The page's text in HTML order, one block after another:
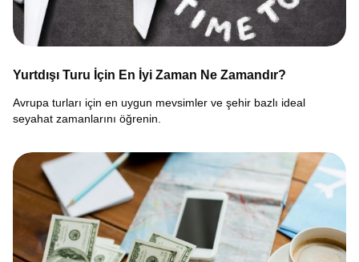
Yurtdışı Turu İçin En İyi Zaman Ne Zamandır?
Avrupa turları için en uygun mevsimler ve şehir bazlı ideal
seyahat zamanlarını öğrenin.